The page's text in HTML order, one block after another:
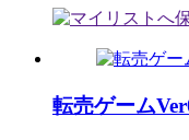
転売ゲーム